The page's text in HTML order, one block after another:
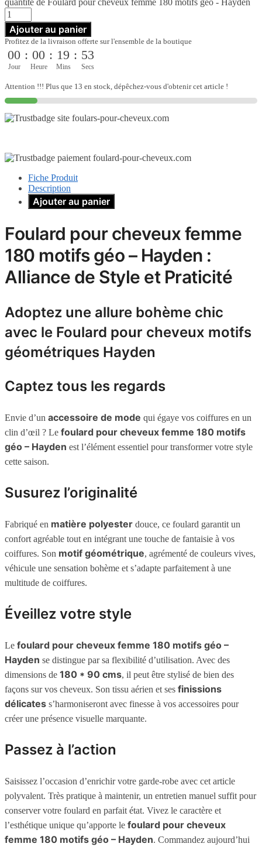
Ajouter au panier
Profitez de la livraison offerte sur l'ensemble de la boutique
00
Jour
: 00
Heure
: 19
Mins
: 52
Secs
Attention !!! Plus que 13 en stock, dépêchez-vous d'obtenir cet article !
Fiche Produit
Description
Ajouter au panier
Foulard pour cheveux femme
180 motifs géo – Hayden :
Alliance de Style et Praticité
Adoptez une allure bohème chic
avec le Foulard pour cheveux motifs
géométriques Hayden
Captez tous les regards
Envie d’un accessoire de mode qui égaye vos coiffures en un
clin d’œil ? Le foulard pour cheveux femme 180 motifs
géo – Hayden est l’élément essentiel pour transformer votre style
cette saison.
Susurez l’originalité
Fabriqué en matière polyester douce, ce foulard garantit un
confort agréable tout en intégrant une touche de fantaisie à vos
coiffures. Son motif géométrique, agrémenté de couleurs vives,
véhicule une sensation bohème et s’adapte parfaitement à une
multitude de coiffures.
Éveillez votre style
Le foulard pour cheveux femme 180 motifs géo –
Hayden se distingue par sa flexibilité d’utilisation. Avec des
dimensions de 180 * 90 cms, il peut être stylisé de bien des
façons sur vos cheveux. Son tissu aérien et ses finissions
délicates s’harmoniseront avec finesse à vos accessoires pour
créer une présence visuelle marquante.
Passez à l’action
Saisissez l’occasion d’enrichir votre garde-robe avec cet article
polyvalent. Très pratique à maintenir, un entretien manuel suffit pour
conserver votre foulard en parfait état. Vivez le caractère et
l’esthétique unique qu’apporte le foulard pour cheveux
femme 180 motifs géo – Hayden. Commandez aujourd’hui